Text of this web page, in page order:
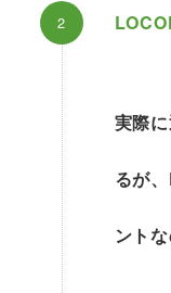
実際
るが、
ント